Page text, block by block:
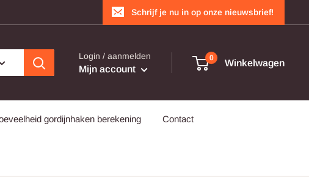
Schrijf je nu in op onze nieuwsbrief!
Login / aanmelden
Mijn account
0
Winkelwagen
gordijnhaken berekening Contact